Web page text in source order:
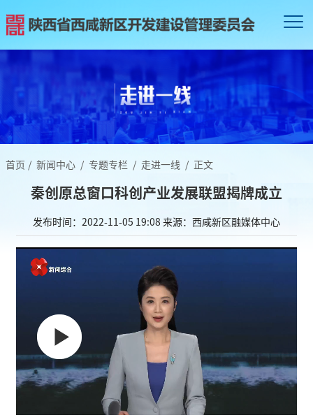
首页 / 新闻中心 / 专题专栏 / 走进一线 / 正文
秦创原总窗口科创产业发展联盟揭牌成立
发布时间：2022-11-05 19:08 来源：西咸新区融媒体中心